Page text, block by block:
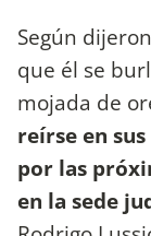
Según
que él se
mojada de
reírse en
por las
en la sede